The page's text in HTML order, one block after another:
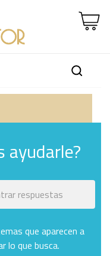
ayudarle?
que aparecen a
lo que busca.